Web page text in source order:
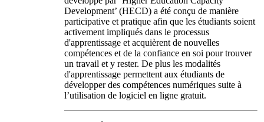
Development’ (HECD) a été conçu de manière
participative et pratique afin que les étudiants soient
activement impliqués dans le processus
d'apprentissage et acquièrent de nouvelles
compétences et de la confiance en soi pour trouver
un travail et y rester. De plus les modalités
d'apprentissage permettent aux étudiants de
développer des compétences numériques suite à
l’utilisation de logiciel en ligne gratuit.